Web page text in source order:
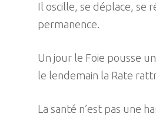
Il oscille, se déplace, se
permanence.
Un jour le Foie pousse
le lendemain la Rate
La santé n’est pas une